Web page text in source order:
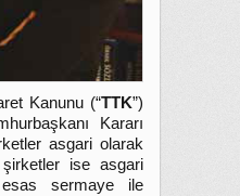
Kanunu (“TTK”)
Kararı
asgari olarak
ise asgari
sermaye ile